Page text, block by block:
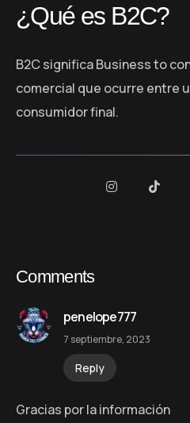
¿Qué es B2C?
B2C significa Business to
comercial que ocurre entre
consumidor final.
Comments
penelope777
7 septiembre, 2023
Reply
Gracias por la información